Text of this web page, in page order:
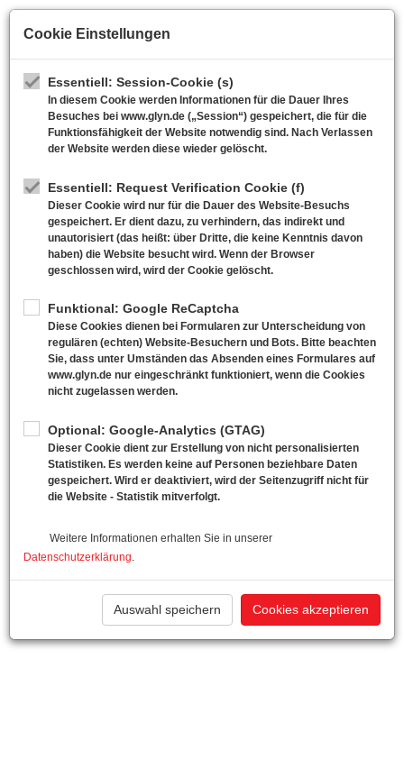
Skip
Neuigkeiten
Cookie Einstellungen
Essentiell: Session-Cookie (s)
In diesem Cookie werden Informationen für die Dauer Ihres
Besuches bei www.glyn.de („Session“) gespeichert, die für die
Funktionsfähigkeit der Website notwendig sind. Nach Verlassen
der Website werden diese wieder gelöscht.
Essentiell: Request Verification Cookie (f)
Dieser Cookie wird nur für die Dauer des Website-Besuchs
gespeichert. Er dient dazu, zu verhindern, das indirekt und
unautorisiert (das heißt: über Dritte, die keine Kenntnis davon
haben) die Website besucht wird. Wenn der Browser
geschlossen wird, wird der Cookie gelöscht.
Funktional: Google ReCaptcha
Diese Cookies dienen bei Formularen zur Unterscheidung von
regulären (echten) Website-Besuchern und Bots. Bitte beachten
Sie, dass unter Umständen das Absenden eines Formulares auf
www.glyn.de nur eingeschränkt funktioniert, wenn die Cookies
nicht zugelassen werden.
Optional: Google-Analytics (GTAG)
Dieser Cookie dient zur Erstellung von nicht personalisierten
Statistiken. Es werden keine auf Personen beziehbare Daten
gespeichert. Wird er deaktiviert, wird der Seitenzugriff nicht für
die Website - Statistik mitverfolgt.
Weitere Informationen erhalten Sie in unserer
Datenschutzerklärung
Auswahl speichern Cookies akzeptieren